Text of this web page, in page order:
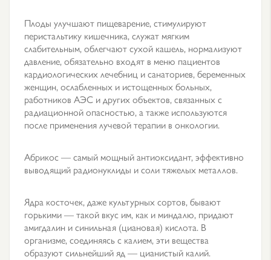
Плоды улучшают пищеварение, стимулируют
перистальтику кишечника, служат мягким
слабительным, облегчают сухой кашель, нормализуют
давление, обязательно входят в меню пациентов
кардиологических лечебниц и санаториев, беременных
женщин, ослабленных и истощенных больных,
работников АЭС и других объектов, связанных с
радиационной опасностью, а также используются
после применения лучевой терапии в онкологии.
Абрикос — самый мощный антиоксидант, эффективно
выводящий радионуклиды и соли тяжелых металлов.
Ядра косточек, даже культурных сортов, бывают
горькими — такой вкус им, как и миндалю, придают
амигдалин и синильная (циановая) кислота. В
организме, соединяясь с калием, эти вещества
образуют сильнейший яд — цианистый калий.